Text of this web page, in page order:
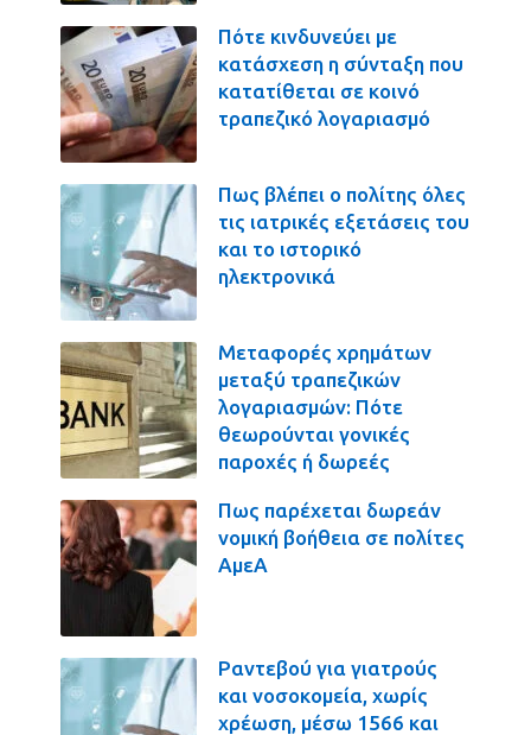
Πότε κινδυνεύει με
κατάσχεση η σύνταξη που
κατατίθεται σε κοινό
τραπεζικό λογαριασμό
Πως βλέπει ο πολίτης όλες
τις ιατρικές εξετάσεις του
και το ιστορικό
ηλεκτρονικά
Μεταφορές χρημάτων
μεταξύ τραπεζικών
λογαριασμών: Πότε
θεωρούνται γονικές
παροχές ή δωρεές
Πως παρέχεται δωρεάν
νομική βοήθεια σε πολίτες
ΑμεΑ
Ραντεβού για γιατρούς
και νοσοκομεία, χωρίς
χρέωση, μέσω 1566 και